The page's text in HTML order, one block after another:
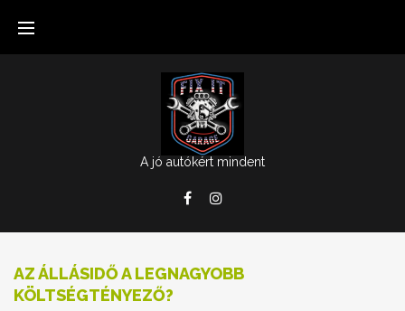
content
A jó autókért mindent
AZ ÁLLÁSIDŐ A LEGNAGYOBB
KÖLTSÉGTÉNYEZŐ?